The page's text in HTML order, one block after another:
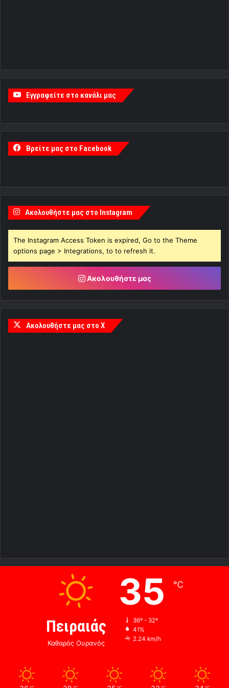
Εγγραφείτε στο κανάλι μας
Βρείτε μας στο Facebook
Ακολουθήστε μας στο Instagram
The Instagram Access Token is expired, Go to the Theme
options page > Integrations, to to refresh it.
Ακολουθήστε μας
Ακολουθήστε μας στο X
Πειραιάς
Καθαρός Ουρανός
35 ℃
36º - 32º
41%
2.24 km/h